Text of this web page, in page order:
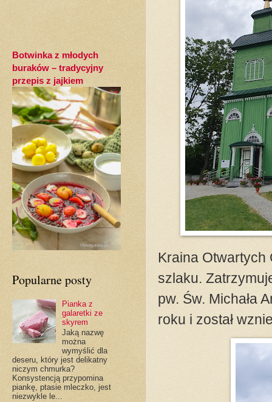
Kraina Otwartych
szlaku.
pw. Św. Michała
roku i został
Botwinka z młodych
buraków – tradycyjny
przepis z jajkiem
Popularne posty
Pianka z
galaretki ze
skyrem
Jaką nazwę
można
wymyślić dla
deseru, który jest delikatny
niczym chmurka?
Konsystencją przypomina
piankę, ptasie mleczko, jest
niezwykle le...